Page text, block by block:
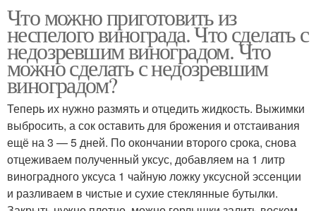
Что можно приготовить из
неспелого винограда. Что сделать с
недозревшим виноградом. Что
можно сделать с недозревшим
виноградом?
Теперь их нужно размять и отцедить жидкость. Выжимки
выбросить, а сок оставить для брожения и отстаивания
ещё на 3 — 5 дней. По окончании второго срока, снова
отцеживаем полученный уксус, добавляем на 1 литр
виноградного уксуса 1 чайную ложку уксусной эссенции
и разливаем в чистые и сухие стеклянные бутылки.